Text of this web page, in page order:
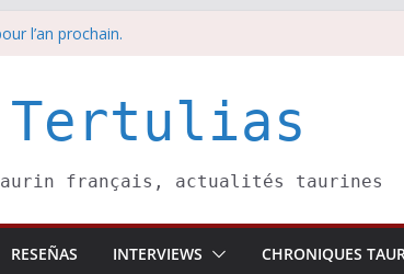
l’an prochain.
étape
Tertulias
français, actualités taurines
RESEÑAS INTERVIEWS CHRONIQUES